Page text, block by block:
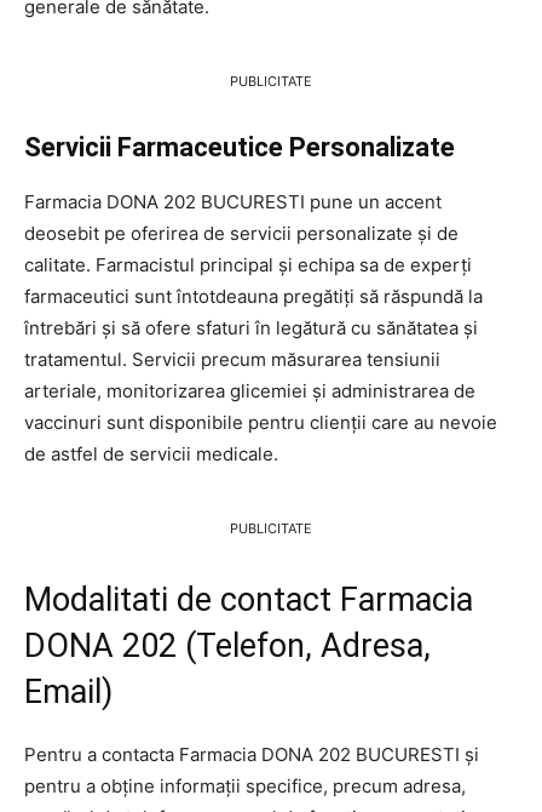
generale de sănătate.
PUBLICITATE
Servicii Farmaceutice Personalizate
Farmacia DONA 202 BUCURESTI pune un accent
deosebit pe oferirea de servicii personalizate și de
calitate. Farmacistul principal și echipa sa de experți
farmaceutici sunt întotdeauna pregătiți să răspundă la
întrebări și să ofere sfaturi în legătură cu sănătatea și
tratamentul. Servicii precum măsurarea tensiunii
arteriale, monitorizarea glicemiei și administrarea de
vaccinuri sunt disponibile pentru clienții care au nevoie
de astfel de servicii medicale.
PUBLICITATE
Modalitati de contact Farmacia
DONA 202 (Telefon, Adresa,
Email)
Pentru a contacta Farmacia DONA 202 BUCURESTI și
pentru a obține informații specifice, precum adresa,